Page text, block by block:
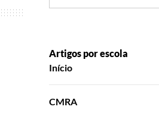
Artigos por escola
Início
CMRA